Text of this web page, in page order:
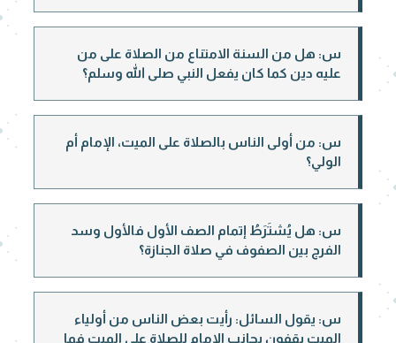
س: هل من السنة الامتناع من الصلاة على من
عليه دين كما كان يفعل النبي صلى الله وسلم؟
س: من أولى الناس بالصلاة على الميت، الإمام أم
الولي؟
س: هل يُشتَرَطُ إتمام الصف الأول فالأول وسد
الفرج بين الصفوف في صلاة الجنازة؟
س: يقول السائل: رأيت بعض الناس من أولياء
الميت يقفون بجانب الإمام للصلاة على الميت فما